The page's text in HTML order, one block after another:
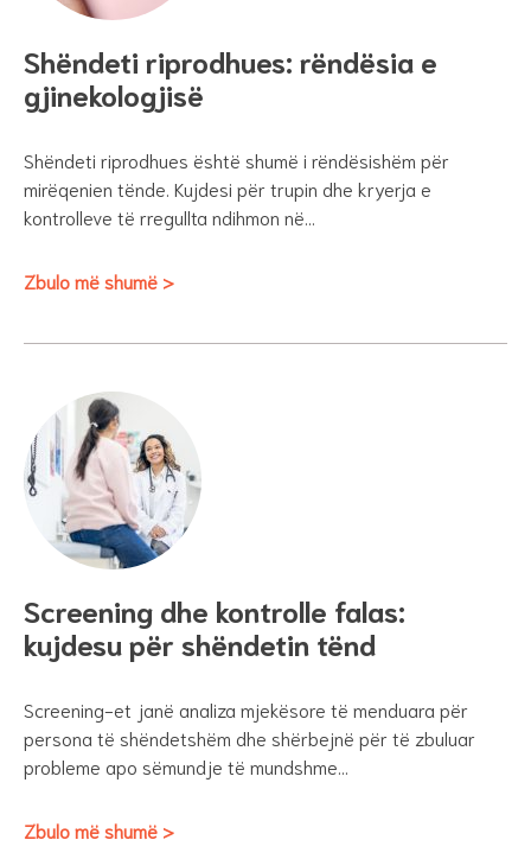
Shëndeti riprodhues: rëndësia e
gjinekologjisë
Shëndeti riprodhues është shumë i rëndësishëm për
mirëqenien tënde. Kujdesi për trupin dhe kryerja e
kontrolleve të rregullta ndihmon në…
Zbulo më shumë >
Screening dhe kontrolle falas:
kujdesu për shëndetin tënd
Screening-et janë analiza mjekësore të menduara për
persona të shëndetshëm dhe shërbejnë për të zbuluar
probleme apo sëmundje të mundshme…
Zbulo më shumë >